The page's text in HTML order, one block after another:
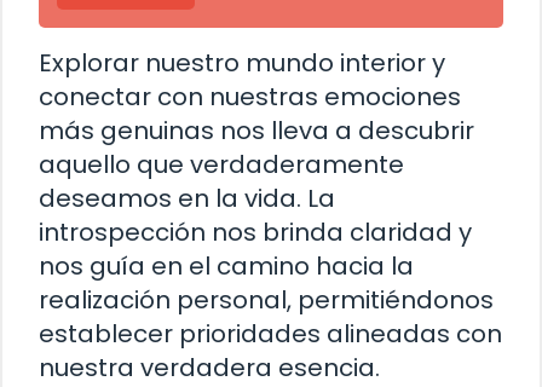
Explorar nuestro mundo interior y
conectar con nuestras emociones
más genuinas nos lleva a descubrir
aquello que verdaderamente
deseamos en la vida. La
introspección nos brinda claridad y
nos guía en el camino hacia la
realización personal, permitiéndonos
establecer prioridades alineadas con
nuestra verdadera esencia.